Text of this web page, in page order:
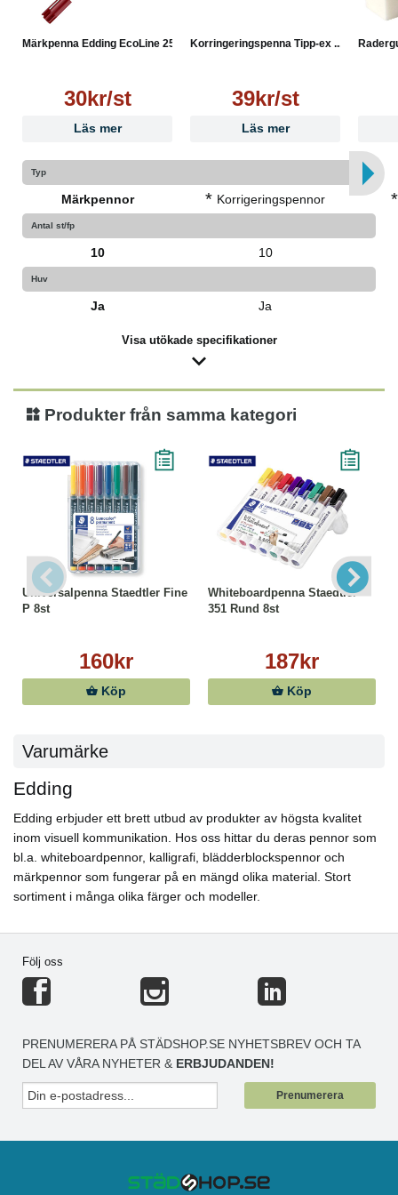
Märkpenna Edding EcoLine 25...
30kr/st
Läs mer
Korringeringspenna Tipp-ex ...
39kr/st
Läs mer
Typ
Märkpennor * Korrigeringspennor *
Antal st/fp
10 10
Huv
Ja Ja
Visa utökade specifikationer
Produkter från samma kategori
Universalpenna Staedtler Fine
P 8st
160kr
Köp
Whiteboardpenna Staedtler
351 Rund 8st
187kr
Köp
Varumärke
Edding
Edding erbjuder ett brett utbud av produkter av högsta kvalitet
inom visuell kommunikation. Hos oss hittar du deras pennor som
bl.a. whiteboardpennor, kalligrafi, blädderblockspennor och
märkpennor som fungerar på en mängd olika material. Stort
sortiment i många olika färger och modeller.
Följ oss
PRENUMERERA PÅ STÄDSHOP.SE NYHETSBREV OCH TA
DEL AV VÅRA NYHETER & ERBJUDANDEN!
Prenumerera